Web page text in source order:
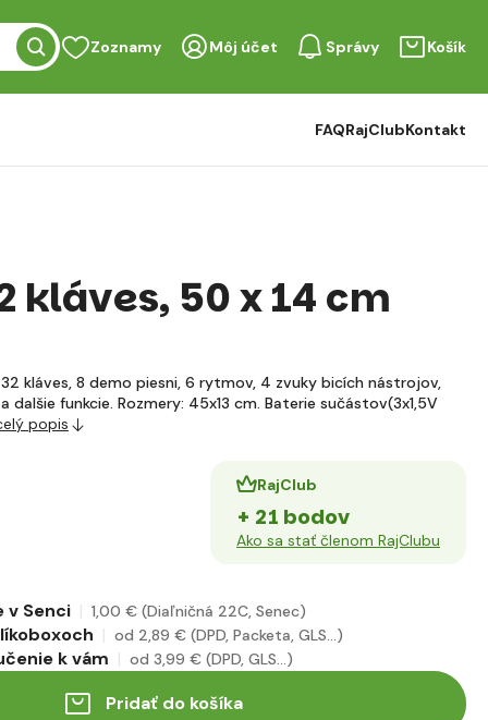
Zoznamy Môj účet Správy Košík
FAQRajClubKontakt
kláves, 50 x 14 cm
kláves, 8 demo piesni, 6 rytmov, 4 zvuky bicích nástrojov,
funkcie. Rozmery: 45x13 cm. Baterie sučástov(3x1,5V
popis
RajClub
+ 21 bodov
Ako sa stať členom RajClubu
v Senci
1,00 € (Diaľničná 22C, Senec)
od 2,89 € (DPD, Packeta, GLS...)
k vám od 3,99 € (DPD, GLS...)
Pridať do košíka